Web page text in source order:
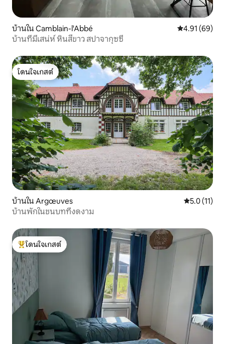
บ้านใน Camblain-l'Abbé คะแนนเฉลี่ย
4.91 (69)
บ้านที่มีเสน่ห์ หินสีขาว สปาจากุซซี่
โดนใจเกสต์
โดนใจเกสต์
บ้านใน Argœuves คะแนนเฉลี่ย
5.0 (11)
บ้านพักในชนบทที่งดงาม
โดนใจเกสต์ที่สุด
โดนใจเกสต์